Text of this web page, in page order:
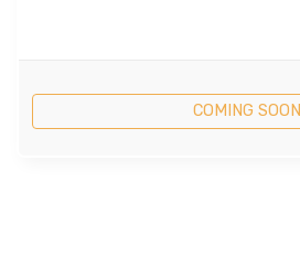
COMING SOON